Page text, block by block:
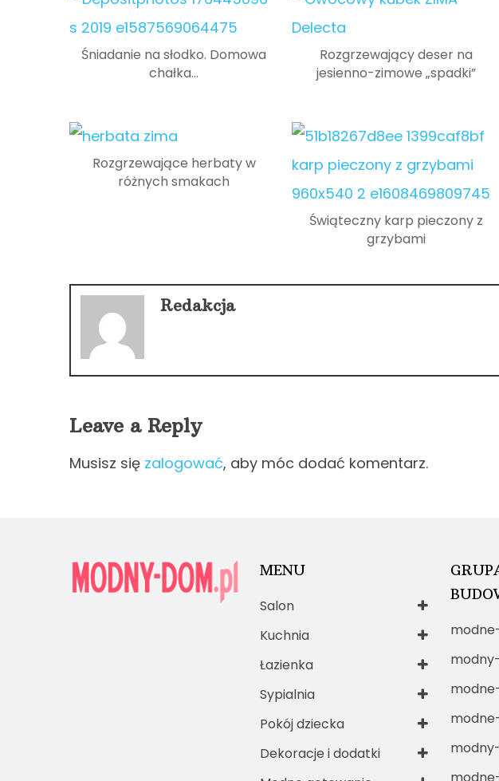
Śniadanie na słodko. Domowa
chałka…
Rozgrzewający deser na
jesienno-zimowe „spadki”
Rozgrzewające herbaty w
różnych smakach
Świąteczny karp pieczony z
grzybami
Redakcja
Leave a Reply
Musisz się zalogować, aby móc dodać komentarz.
MENU
Salon
Kuchnia
Łazienka
Sypialnia
Pokój dziecka
Dekoracje i dodatki